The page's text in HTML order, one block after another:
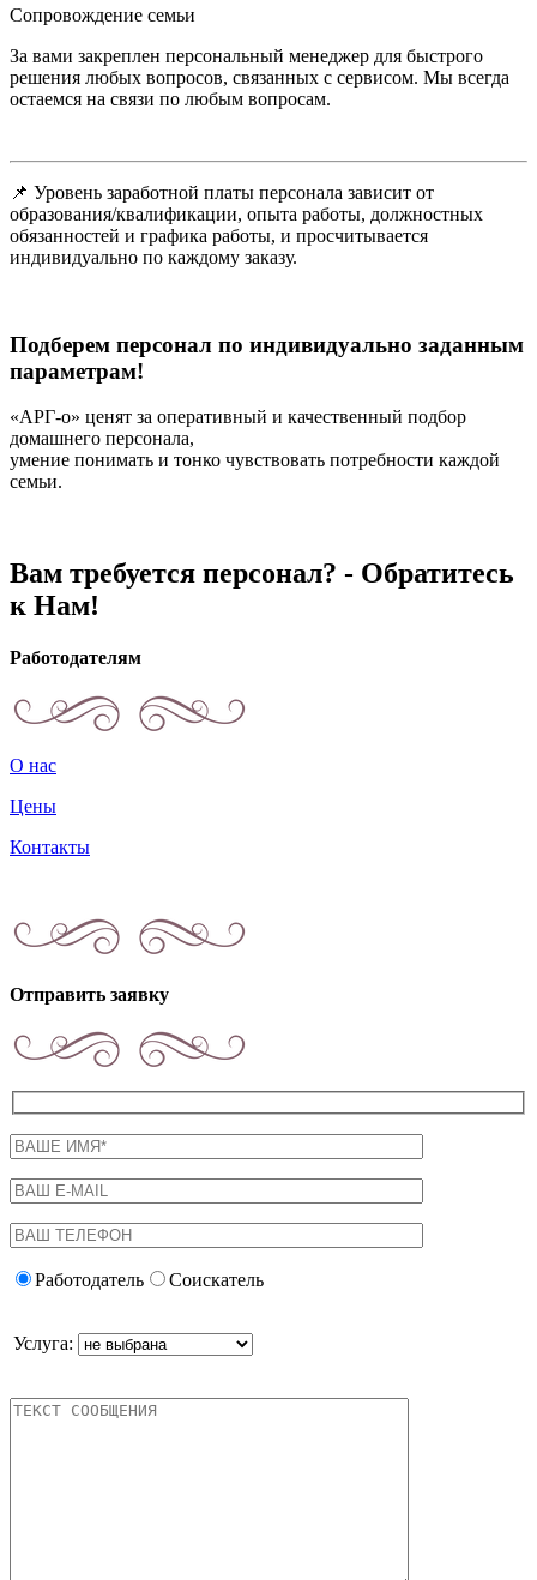
Сопровождение семьи
За вами закреплен персональный менеджер для быстрого
решения любых вопросов, связанных с сервисом. Мы всегда
остаемся на связи по любым вопросам.
📌 Уровень заработной платы персонала зависит от
образования/квалификации, опыта работы, должностных
обязанностей и графика работы, и просчитывается
индивидуально по каждому заказу.
Подберем персонал по индивидуально заданным
параметрам!
«АРГ-о» ценят за оперативный и качественный подбор
домашнего персонала,
умение понимать и тонко чувствовать потребности каждой
семьи.
Вам требуется персонал? - Обратитесь
к Нам!
Работодателям
О нас
Цены
Контакты
Отправить заявку
Работодатель Соискатель
Услуга: